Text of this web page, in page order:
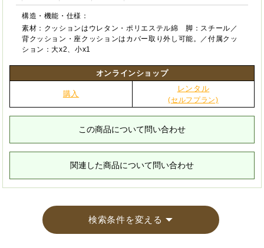
構造・機能・仕様：
素材：クッションはウレタン・ポリエステル綿 脚：スチール／
背クッション・座クッションはカバー取り外し可能。／付属クッ
ション：大x2、小x1
オンラインショップ
購入
レンタル
(セルフプラン)
この商品について問い合わせ
関連した商品について問い合わせ
検索条件を変える